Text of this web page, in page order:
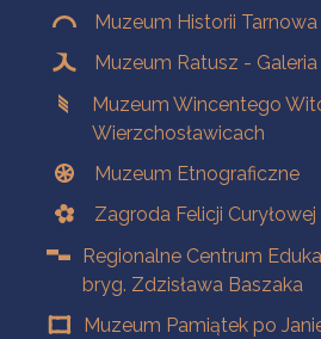
Muzeum Historii
Muzeum Ratusz -
Muzeum Wincentego
Wierzchosławicach
Muzeum Etnograficzne
Zagroda Felicji
Regionalne Centrum
bryg. Zdzisława Baszaka
Muzeum Pamiątek po